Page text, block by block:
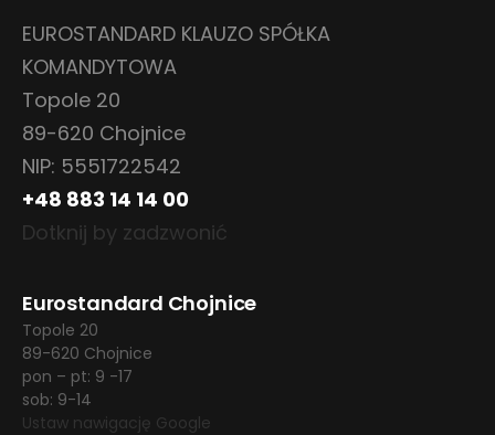
EUROSTANDARD KLAUZO SPÓŁKA
KOMANDYTOWA
Topole 20
89-620 Chojnice
NIP: 5551722542
+48 883 14 14 00
Dotknij by zadzwonić
Eurostandard Chojnice
Topole 20
89-620 Chojnice
pon – pt: 9 -17
sob: 9-14
Ustaw nawigację Google